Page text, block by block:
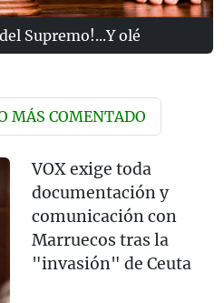
Supremo!...Y olé
MÁS COMENTADO
VOX exige toda
documentación y
comunicación con
Marruecos tras la
"invasión" de Ceuta